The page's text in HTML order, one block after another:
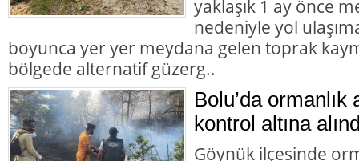
yaklaşık 1 ay önce
nedeniyle yol
boyunca yer yer meydana gelen toprak
bölgede alternatif güzerg..
Bolu’da ormanlık
kontrol altına
Göynük ilçesinde